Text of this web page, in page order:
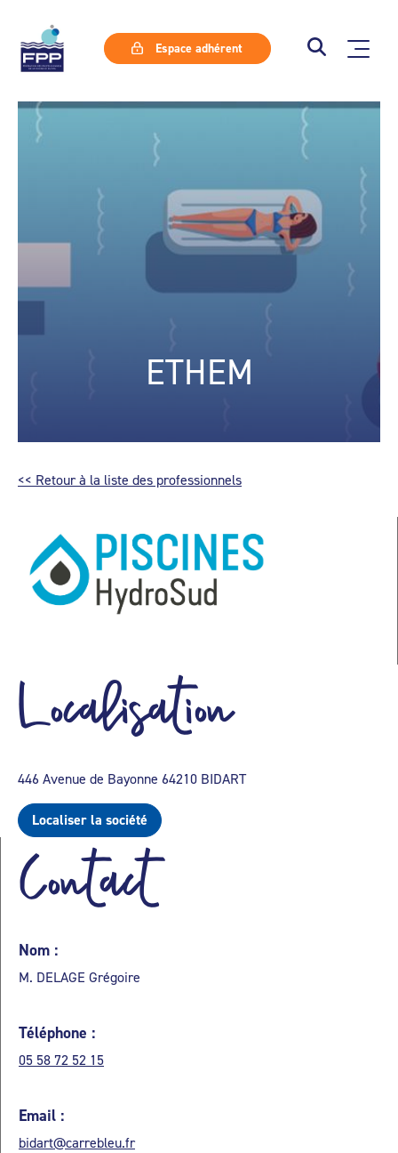
Espace adhérent
ETHEM
<< Retour à la liste des professionnels
Localisation
446 Avenue de Bayonne 64210 BIDART
Localiser la société
Contact
Nom :
M. DELAGE Grégoire
Téléphone :
05 58 72 52 15
Email :
bidart@carrebleu.fr